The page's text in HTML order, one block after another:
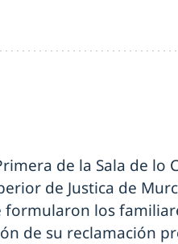
de la Sala de
de Justica de
formularon los
de su reclamación